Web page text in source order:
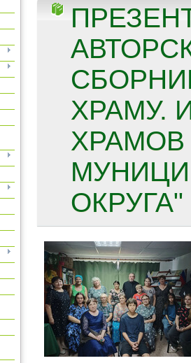
ХРАМУ.
ОКРУГА"